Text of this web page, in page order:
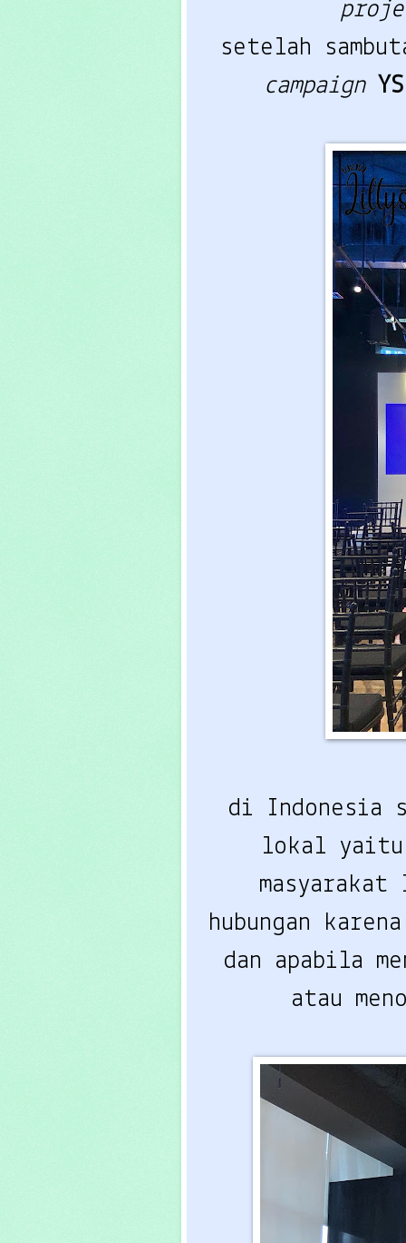
setelah
campaign
di Indonesia
lokal yaitu
hubungan
dan apabila
atau